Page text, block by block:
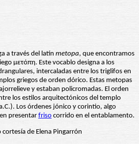
a través del latín metopa, que encontramos
μετόπη. Este vocablo designa a los
intercaladas entre los triglifos en
griegos de orden dórico. Estas metopas
y estaban policromadas. El orden
los estilos arquitectónicos del templo
Los órdenes jónico y corintio, algo
presentar friso corrido en el entablamento.